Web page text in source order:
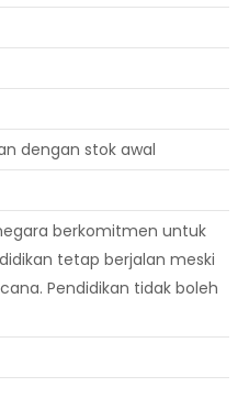
dengan stok awal
berkomitmen untuk
tetap berjalan meski
Pendidikan tidak boleh